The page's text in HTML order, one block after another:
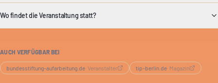
Wo findet die Veranstaltung statt?
AUCH VERFÜGBAR BEI
bundesstiftung-aufarbeitung.de· Veranstalter tip-berlin.de· Magazin